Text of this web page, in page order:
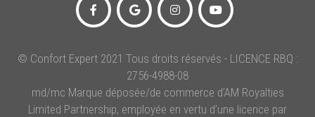
© Confort Expert 2021 Tous droits réservés - LICENCE RBQ :
2756-4988-08
md/mc Marque déposée/de commerce d’AM Royalties
Limited Partnership, employée en vertu d’une licence par